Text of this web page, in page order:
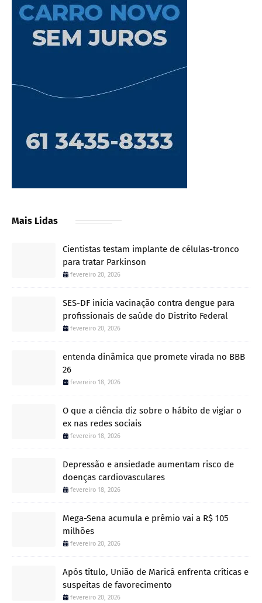
Mais Lidas
Cientistas testam implante de células-tronco
para tratar Parkinson
fevereiro 20, 2026
SES-DF inicia vacinação contra dengue para
profissionais de saúde do Distrito Federal
fevereiro 20, 2026
entenda dinâmica que promete virada no BBB
26
fevereiro 18, 2026
O que a ciência diz sobre o hábito de vigiar o
ex nas redes sociais
fevereiro 18, 2026
Depressão e ansiedade aumentam risco de
doenças cardiovasculares
fevereiro 18, 2026
Mega-Sena acumula e prêmio vai a R$ 105
milhões
fevereiro 20, 2026
Após título, União de Maricá enfrenta críticas e
suspeitas de favorecimento
fevereiro 20, 2026